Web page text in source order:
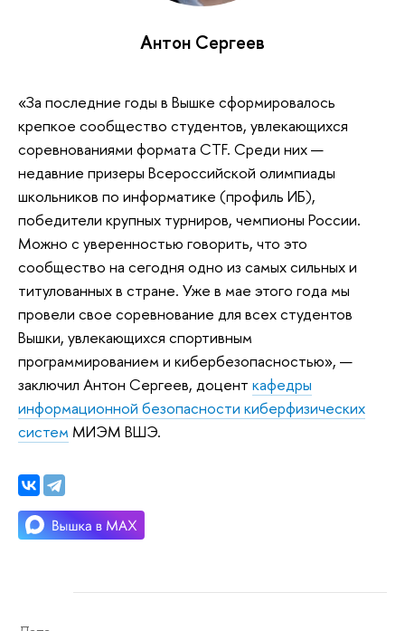
Антон Сергеев
«За последние годы в Вышке сформировалось
крепкое сообщество студентов, увлекающихся
соревнованиями формата CTF. Среди них —
недавние призеры Всероссийской олимпиады
школьников по информатике (профиль ИБ),
победители крупных турниров, чемпионы России.
Можно с уверенностью говорить, что это
сообщество на сегодня одно из самых сильных и
титулованных в стране. Уже в мае этого года мы
провели свое соревнование для всех студентов
Вышки, увлекающихся спортивным
программированием и кибербезопасностью», —
заключил Антон Сергеев, доцент кафедры
информационной безопасности киберфизических
систем МИЭМ ВШЭ.